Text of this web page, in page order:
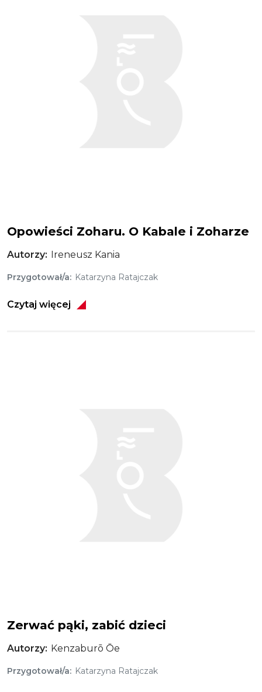
Opowieści Zoharu. O Kabale i Zoharze
Autorzy Ireneusz Kania
Przygotował/a Katarzyna Ratajczak
Czytaj więcej
Zerwać pąki, zabić dzieci
Autorzy Kenzaburō Ōe
Przygotował/a Katarzyna Ratajczak